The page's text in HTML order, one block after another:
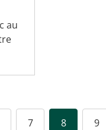
au
7 8 9